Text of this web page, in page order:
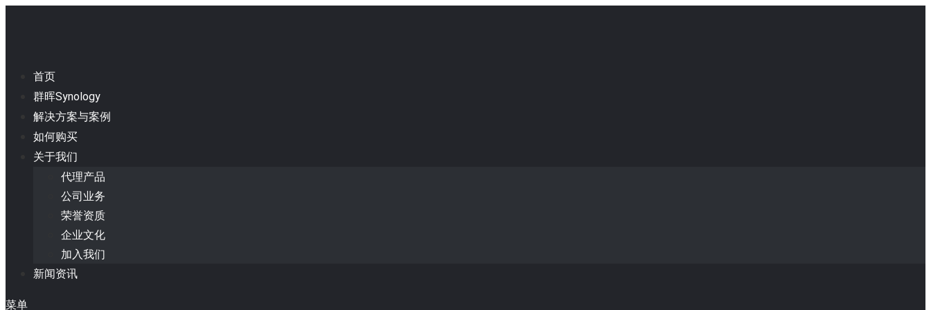
首页
群晖Synology
解决方案与案例
如何购买
关于我们
代理产品
公司业务
荣誉资质
企业文化
加入我们
新闻资讯
菜单